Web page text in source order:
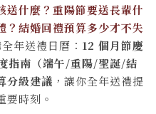
送什麼？重陽節要送長輩什
？結婚回禮預算多少才不失
年送禮日曆： 12 個月節慶
指南（端午/重陽/聖誕/結
分級建議 ，讓你全年送禮提
要時刻。